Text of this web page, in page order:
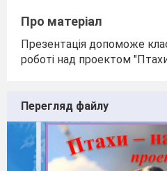
Про матеріал
Презентація допоможе
роботі над проектом
Перегляд файлу